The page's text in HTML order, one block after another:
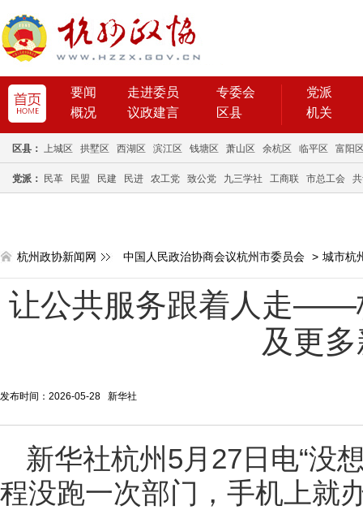
要闻 走进委员
专委会
概况
议政建言 区县
党派
机关
区县： 上城区 拱墅区 西湖区 滨江区 钱塘区 萧山区 余杭区 临平区 富阳
党派： 民革 民盟 民建 民进 农工党 致公党 九三学社 工商联 市总工会
杭州政协新闻网 中国人民政治协商会议杭州市委员会 > 城市杭
让公共服务跟着人走——
及更
发布时间：2026-05-28 新华社
新华社杭州5月27日电“没
程没跑一次部门，手机上就